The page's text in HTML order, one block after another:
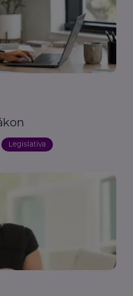
Legislativa